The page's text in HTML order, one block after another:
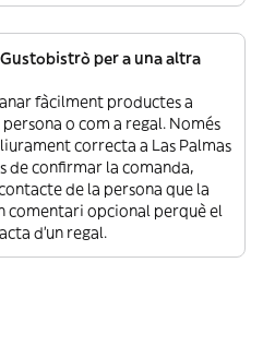
per a una altra
fàcilment productes a
o com a regal. Només
correcta a Las Palmas
de confirmar la comanda,
de la persona que la
comentari opcional perquè el
d’un regal.